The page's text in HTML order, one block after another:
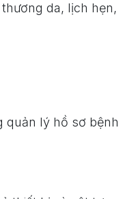
da, lịch hẹn,
quản lý hồ sơ bệnh